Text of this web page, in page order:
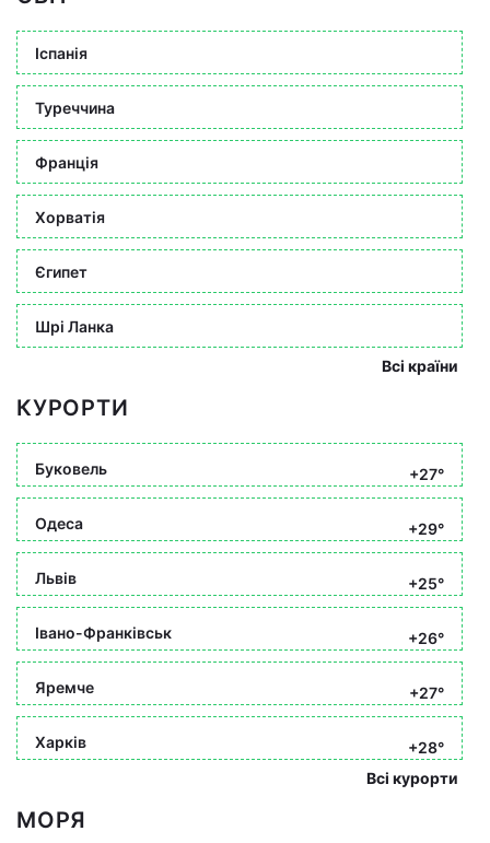
Іспанія
Туреччина
Франція
Хорватія
Єгипет
Шрі Ланка
Всі країни
КУРОРТИ
Буковель +27°
Одеса +29°
Львів +25°
Івано-Франківськ +26°
Яремче +27°
Харків
+28°
Всі курорти
МОРЯ